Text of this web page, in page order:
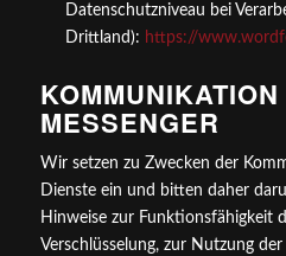
Datenschutzniveau bei
Drittland): https://
MESSENGER
Wir setzen zu Zwecken der
Dienste ein und bitten daher
Hinweise zur Funktionsfähigkeit
Verschlüsselung, zur Nutzung